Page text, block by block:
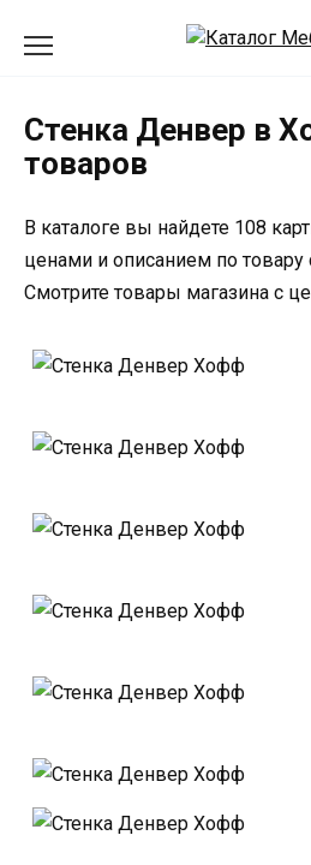
Стенка Денвер в
товаров
В каталоге вы найдете 108
ценами и описанием по
Смотрите товары магазина с